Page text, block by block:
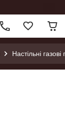
Настільні газові